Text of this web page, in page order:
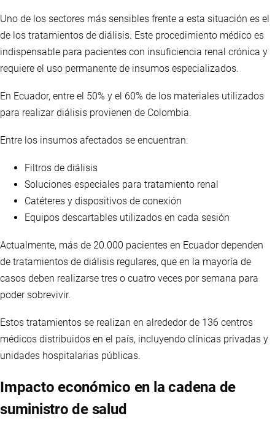
Uno de los sectores más sensibles frente a esta situación es el
de los tratamientos de diálisis. Este procedimiento médico es
indispensable para pacientes con insuficiencia renal crónica y
requiere el uso permanente de insumos especializados.
En Ecuador, entre el 50% y el 60% de los materiales utilizados
para realizar diálisis provienen de Colombia.
Entre los insumos afectados se encuentran:
Filtros de diálisis
Soluciones especiales para tratamiento renal
Catéteres y dispositivos de conexión
Equipos descartables utilizados en cada sesión
Actualmente, más de 20.000 pacientes en Ecuador dependen
de tratamientos de diálisis regulares, que en la mayoría de
casos deben realizarse tres o cuatro veces por semana para
poder sobrevivir.
Estos tratamientos se realizan en alrededor de 136 centros
médicos distribuidos en el país, incluyendo clínicas privadas y
unidades hospitalarias públicas.
Impacto económico en la cadena de
suministro de salud